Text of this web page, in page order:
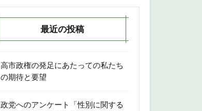
最近の投稿
高市政権の発足にあたっての私たち
の期待と要望
政党へのアンケート「性別に関する